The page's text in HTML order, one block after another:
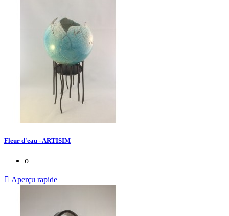
Fleur d'eau - ARTISIM
o
 Aperçu rapide